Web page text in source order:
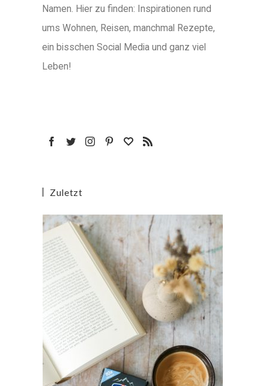
Namen. Hier zu finden: Inspirationen rund
ums Wohnen, Reisen, manchmal Rezepte,
ein bisschen Social Media und ganz viel
Leben!
Zuletzt